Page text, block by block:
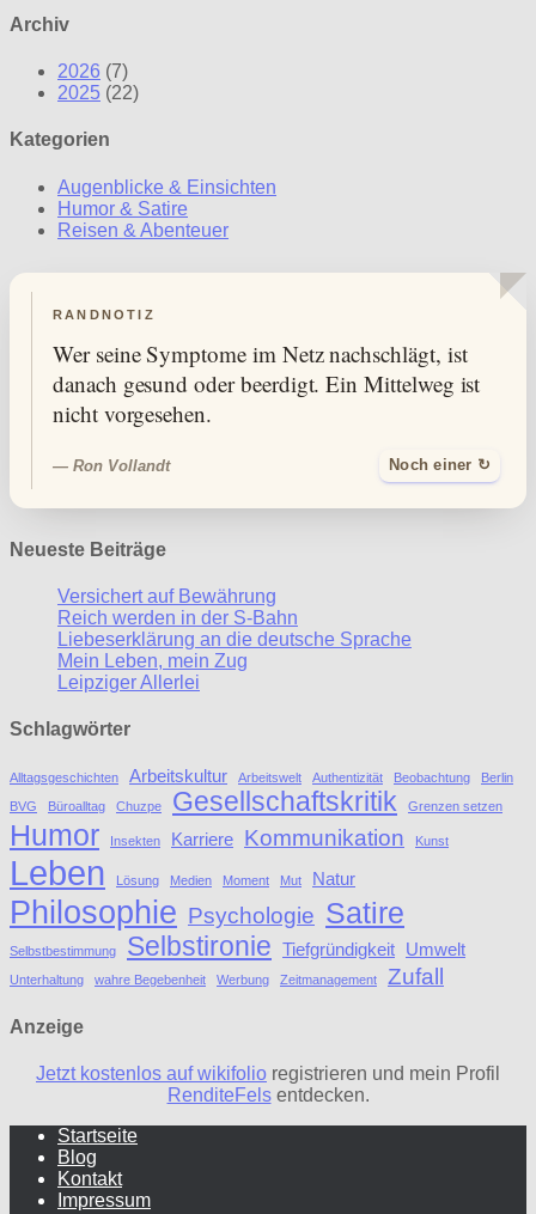
Archiv
2026 (7)
2025 (22)
Kategorien
Augenblicke & Einsichten
Humor & Satire
Reisen & Abenteuer
RANDNOTIZ
Wer seine Symptome im Netz nachschlägt, ist
danach gesund oder beerdigt. Ein Mittelweg ist
nicht vorgesehen.
— Ron Vollandt Noch einer ↻
Neueste Beiträge
Versichert auf Bewährung
Reich werden in der S-Bahn
Liebeserklärung an die deutsche Sprache
Mein Leben, mein Zug
Leipziger Allerlei
Schlagwörter
Alltagsgeschichten Arbeitskultur Arbeitswelt Authentizität Beobachtung
Berlin
BVG
Büroalltag Chuzpe Gesellschaftskritik Grenzen setzen
Humor Insekten Karriere Kommunikation Kunst
Leben Lösung Medien Moment Mut Natur
Philosophie Psychologie Satire
Selbstbestimmung Selbstironie Tiefgründigkeit Umwelt
Unterhaltung wahre Begebenheit Werbung Zeitmanagement Zufall
Anzeige
Jetzt kostenlos auf wikifolio registrieren und mein Profil
RenditeFelsentdecken.
Startseite
Blog
Kontakt
Impressum